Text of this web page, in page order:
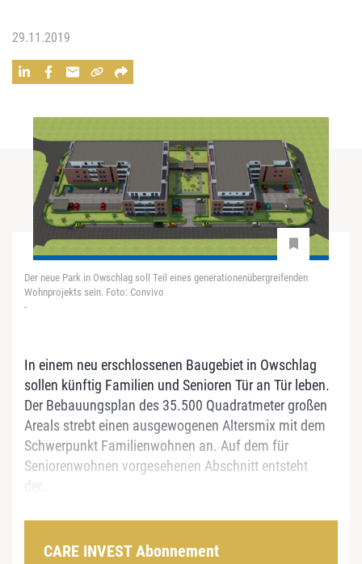
29.11.2019
Der neue Park in Owschlag soll Teil eines generationenübergreifenden
Wohnprojekts sein. Foto: Convivo
-
In einem neu erschlossenen Baugebiet in Owschlag
sollen künftig Familien und Senioren Tür an Tür leben.
Der Bebauungsplan des 35.500 Quadratmeter großen
Areals strebt einen ausgewogenen Altersmix mit dem
Schwerpunkt Familienwohnen an. Auf dem für
Seniorenwohnen vorgesehenen Abschnitt entsteht
der...
CARE INVEST Abonnement